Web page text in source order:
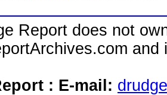
Report does not
: E-mail: